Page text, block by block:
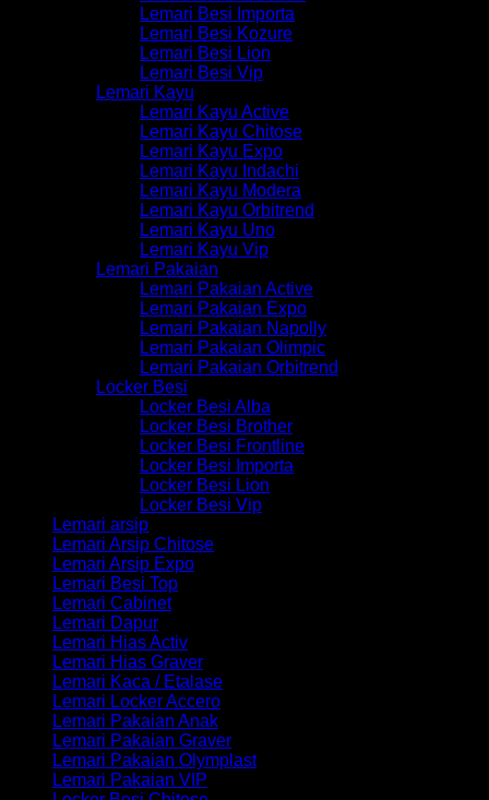
Lemari Besi Importa
Lemari Besi Kozure
Lemari Besi Lion
Lemari Besi Vip
Lemari Kayu
Lemari Kayu Active
Lemari Kayu Chitose
Lemari Kayu Expo
Lemari Kayu Indachi
Lemari Kayu Modera
Lemari Kayu Orbitrend
Lemari Kayu Uno
Lemari Kayu Vip
Lemari Pakaian
Lemari Pakaian Active
Lemari Pakaian Expo
Lemari Pakaian Napolly
Lemari Pakaian Olimpic
Lemari Pakaian Orbitrend
Locker Besi
Locker Besi Alba
Locker Besi Brother
Locker Besi Frontline
Locker Besi Importa
Locker Besi Lion
Locker Besi Vip
Lemari arsip
Lemari Arsip Chitose
Lemari Arsip Expo
Lemari Besi Top
Lemari Cabinet
Lemari Dapur
Lemari Hias Activ
Lemari Hias Graver
Lemari Kaca / Etalase
Lemari Locker Accero
Lemari Pakaian Anak
Lemari Pakaian Graver
Lemari Pakaian Olymplast
Lemari Pakaian VIP